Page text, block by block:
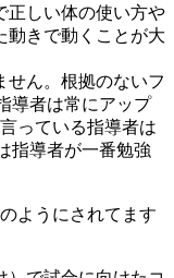
正しい体の使い方や
動きで動くことが大
せん。根拠のないフ
導者は常にアップ
っている指導者は
指導者が一番勉強
ようにされてます